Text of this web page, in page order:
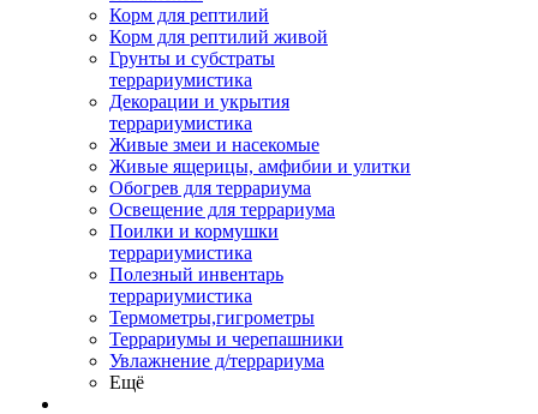
Корм для рептилий
Корм для рептилий живой
Грунты и субстраты
террариумистика
Декорации и укрытия
террариумистика
Живые змеи и насекомые
Живые ящерицы, амфибии и улитки
Обогрев для террариума
Освещение для террариума
Поилки и кормушки
террариумистика
Полезный инвентарь
террариумистика
Термометры,гигрометры
Террариумы и черепашники
Увлажнение д/террариума
Ещё